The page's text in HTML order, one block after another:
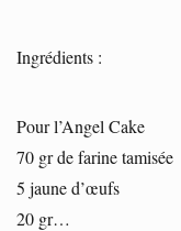
Ingrédients :
Pour l’Angel Cake
70 gr de farine tamisée
5 jaune d’œufs
20 gr…